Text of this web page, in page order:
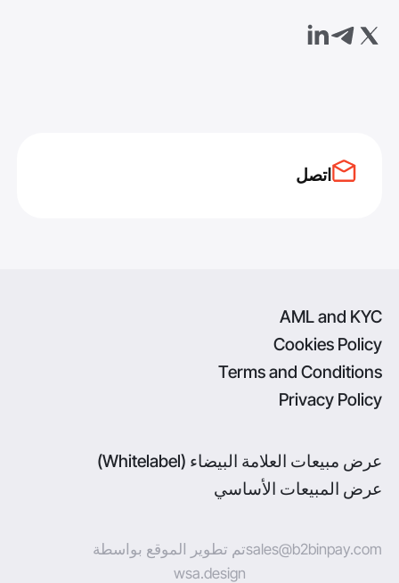
اتصل
AML and KYC
Cookies Policy
Terms and Conditions
Privacy Policy
عرض مبيعات العلامة البيضاء (Whitelabel)
عرض المبيعات الأساسي
sales@b2binpay.comتم تطوير الموقع بواسطة
wsa.design